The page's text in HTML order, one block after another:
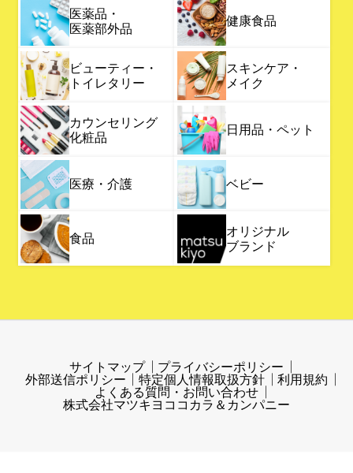
医薬品・
医薬部外品
健康食品
ビューティー・
トイレタリー
スキンケア・
メイク
カウンセリング
化粧品
日用品・ペット
医療・介護 ベビー
食品
オリジナル
ブランド
サイトマップ
プライバシーポリシー
外部送信ポリシー
特定個人情報取扱方針
利用規約
よくある質問・お問い合わせ
株式会社マツキヨココカラ＆カンパニー